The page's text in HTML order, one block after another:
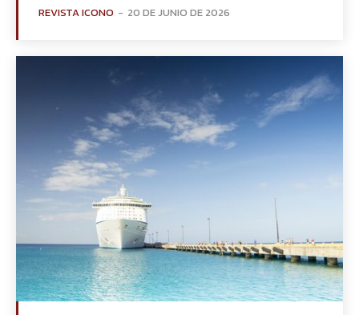
REVISTA ICONO - 20 DE JUNIO DE 2026